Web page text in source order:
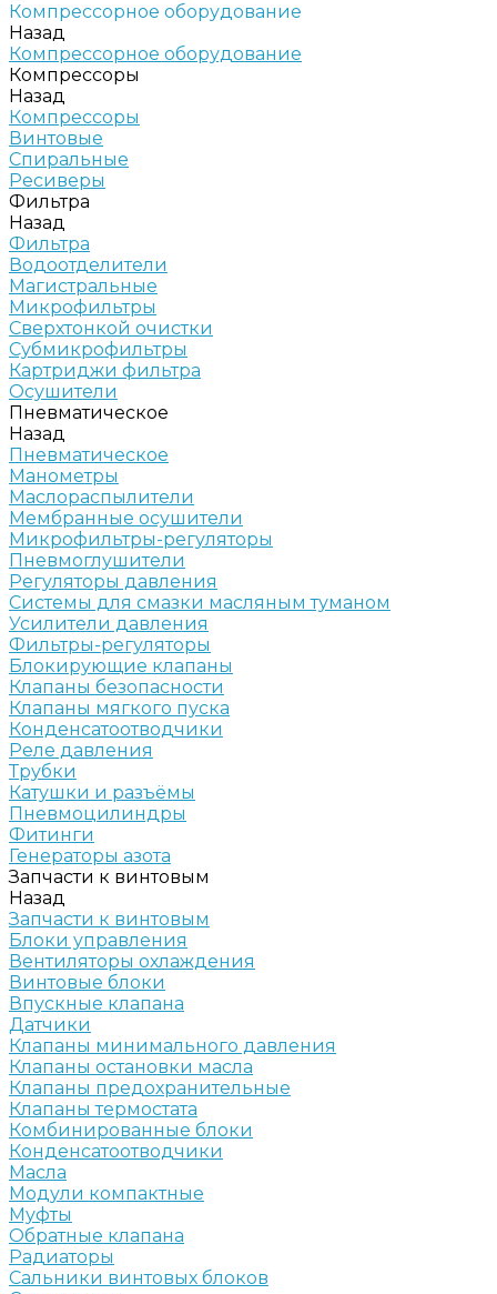
Компрессорное оборудование
Назад
Компрессорное оборудование
Компрессоры
Назад
Компрессоры
Винтовые
Спиральные
Ресиверы
Фильтра
Назад
Фильтра
Водоотделители
Магистральные
Микрофильтры
Сверхтонкой очистки
Субмикрофильтры
Картриджи фильтра
Осушители
Пневматическое
Назад
Пневматическое
Манометры
Маслораспылители
Мембранные осушители
Микрофильтры-регуляторы
Пневмоглушители
Регуляторы давления
Системы для смазки масляным туманом
Усилители давления
Фильтры-регуляторы
Блокирующие клапаны
Клапаны безопасности
Клапаны мягкого пуска
Конденсатоотводчики
Реле давления
Трубки
Катушки и разъёмы
Пневмоцилиндры
Фитинги
Генераторы азота
Запчасти к винтовым
Назад
Запчасти к винтовым
Блоки управления
Вентиляторы охлаждения
Винтовые блоки
Впускные клапана
Датчики
Клапаны минимального давления
Клапаны остановки масла
Клапаны предохранительные
Клапаны термостата
Комбинированные блоки
Конденсатоотводчики
Масла
Модули компактные
Муфты
Обратные клапана
Радиаторы
Сальники винтовых блоков